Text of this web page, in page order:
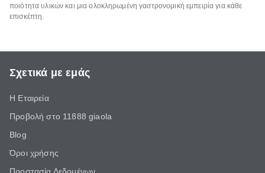
ποιότητα υλικών και μια ολοκληρωμένη γαστρονομική εμπειρία για κάθε
επισκέπτη.
Σχετικά με εμάς
Η Εταιρεία
Προβολή στο 11888 giaola
Blog
Όροι χρήσης